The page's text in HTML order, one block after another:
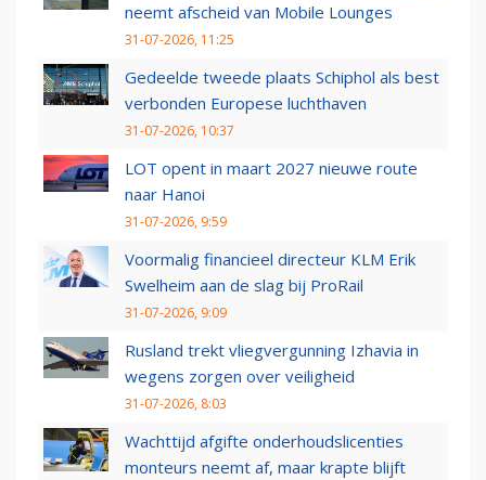
neemt afscheid van Mobile Lounges
31-07-2026, 11:25
Gedeelde tweede plaats Schiphol als best
verbonden Europese luchthaven
31-07-2026, 10:37
LOT opent in maart 2027 nieuwe route
naar Hanoi
31-07-2026, 9:59
Voormalig financieel directeur KLM Erik
Swelheim aan de slag bij ProRail
31-07-2026, 9:09
Rusland trekt vliegvergunning Izhavia in
wegens zorgen over veiligheid
31-07-2026, 8:03
Wachttijd afgifte onderhoudslicenties
monteurs neemt af, maar krapte blijft